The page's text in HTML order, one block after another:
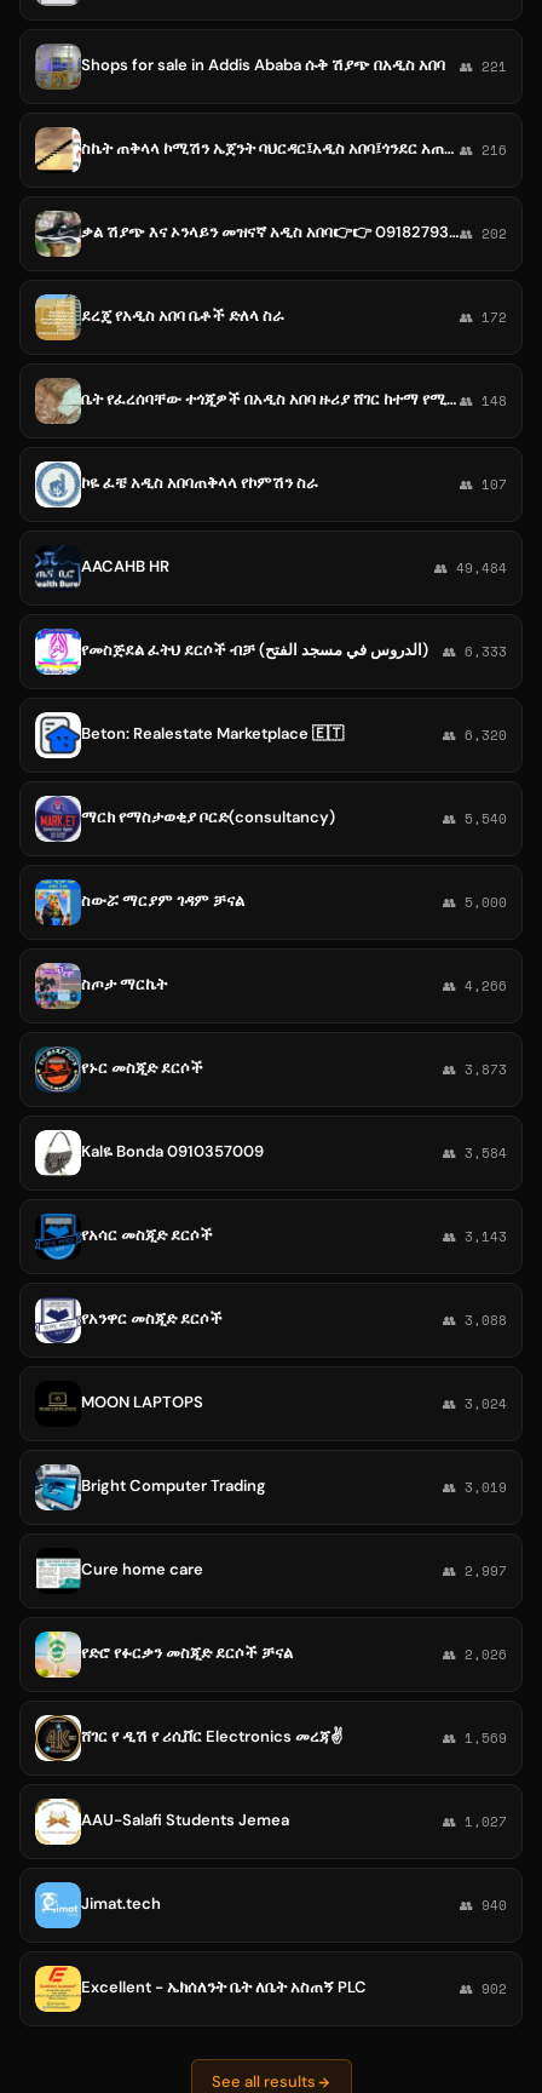
Shops for sale in Addis Ababa ሱቅ ሽያጭ በአዲስ አበባ 👥 221
ስኬት ጠቅላላ ኮሚሽን ኤጀንት ባህርዳር፤አዲስ አበባ፤ጎንደር አጠቃላይ ሁሉም ቦታ ቻናል Success General Commission Agent 👥 216
ቃል ሽያጭ እና ኦንላይን መዝናኛ አዲስ አበባ👉👉 0918279310👥 202
ደረጄ የአዲስ አበባ ቤቶች ድለላ ስራ 👥 172
ቤት የፈረሰባቸው ተጎጂዎች በአዲስ አበባ ዙሪያ ሸገር ከተማ የሚሠባሰቡበት ቻናል👥 148
ኮዬ ፈቼ አዲስ አበባጠቅላላ የኮምሽን ስራ 👥 107
AACAHB HR 👥 49,484
የመስጅደል ፈትህ ደርሶች ብቻ (الدروس في مسجد الفتح) 👥 6,333
Beton: Realestate Marketplace 🇪🇹 👥 6,320
ማርክ የማስታወቂያ ቦርድ(consultancy) 👥 5,540
ስውሯ ማርያም ገዳም ቻናል 👥 5,000
ስጦታ ማርኬት 👥 4,266
የኑር መስጂድ ደርሶች 👥 3,873
Kalዬ Bonda 0910357009 👥 3,584
የአሳር መስጂድ ደርሶች 👥 3,143
የአንዋር መስጂድ ደርሶች 👥 3,088
MOON LAPTOPS 👥 3,024
Bright Computer Trading 👥 3,019
Cure home care 👥 2,997
የድሮ የፉርቃን መስጂድ ደርሶች ቻናል 👥 2,026
ሸገር የ ዲሽ የ ሪሲቨር Electronics መረጃ✌️ 👥 1,569
AAU-Salafi Students Jemea 👥 1,027
Jimat.tech 👥 940
Excellent - ኤክሰለንት ቤት ለቤት አስጠኝ PLC 👥 902
See all results